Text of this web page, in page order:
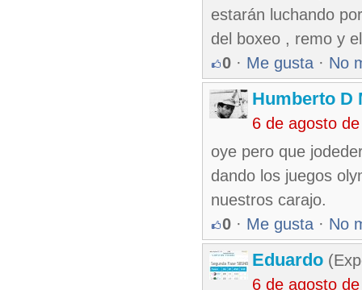
estarán luchando
del boxeo , remo y
0 · Me gusta · No
Humberto D
6 de agosto
oye pero que
dando los juegos
nuestros carajo.
0 · Me gusta · No
Eduardo
6 de agosto